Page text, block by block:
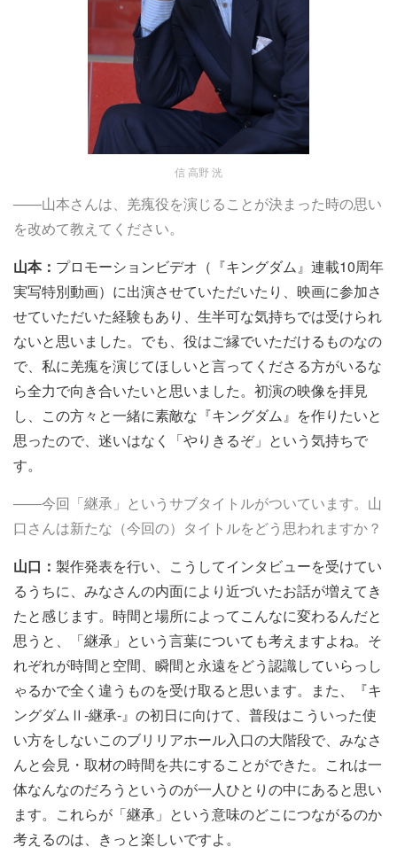
信 高野 洸
――山本さんは、羌瘣役を演じることが決まった時の思い
を改めて教えてください。
山本： プロモーションビデオ（『キングダム』連載10周年
実写特別動画）に出演させていただいたり、映画に参加さ
せていただいた経験もあり、生半可な気持ちでは受けられ
ないと思いました。でも、役はご縁でいただけるものなの
で、私に羌瘣を演じてほしいと言ってくださる方がいるな
ら全力で向き合いたいと思いました。初演の映像を拝見
し、この方々と一緒に素敵な『キングダム』を作りたいと
思ったので、迷いはなく「やりきるぞ」という気持ちで
す。
――今回「継承」というサブタイトルがついています。山
口さんは新たな（今回の）タイトルをどう思われますか？
山口： 製作発表を行い、こうしてインタビューを受けてい
るうちに、みなさんの内面により近づいたお話が増えてき
たと感じます。時間と場所によってこんなに変わるんだと
思うと、「継承」という言葉についても考えますよね。そ
れぞれが時間と空間、瞬間と永遠をどう認識していらっし
ゃるかで全く違うものを受け取ると思います。また、『キ
ングダムⅡ-継承-』の初日に向けて、普段はこういった使
い方をしないこのブリリアホール入口の大階段で、みなさ
んと会見・取材の時間を共にすることができた。これは一
体なんなのだろうというのが一人ひとりの中にあると思い
ます。これらが「継承」という意味のどこにつながるのか
考えるのは、きっと楽しいですよ。